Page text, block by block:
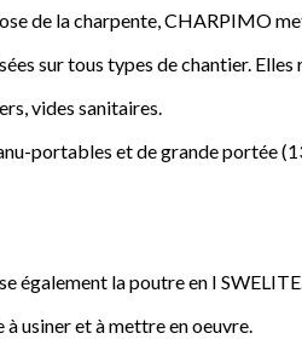
de la charpente, CHARPIMO
sur tous types de chantier.
vides sanitaires.
portables et de grande portée
également la poutre en I
usiner et à mettre en oeuvre.